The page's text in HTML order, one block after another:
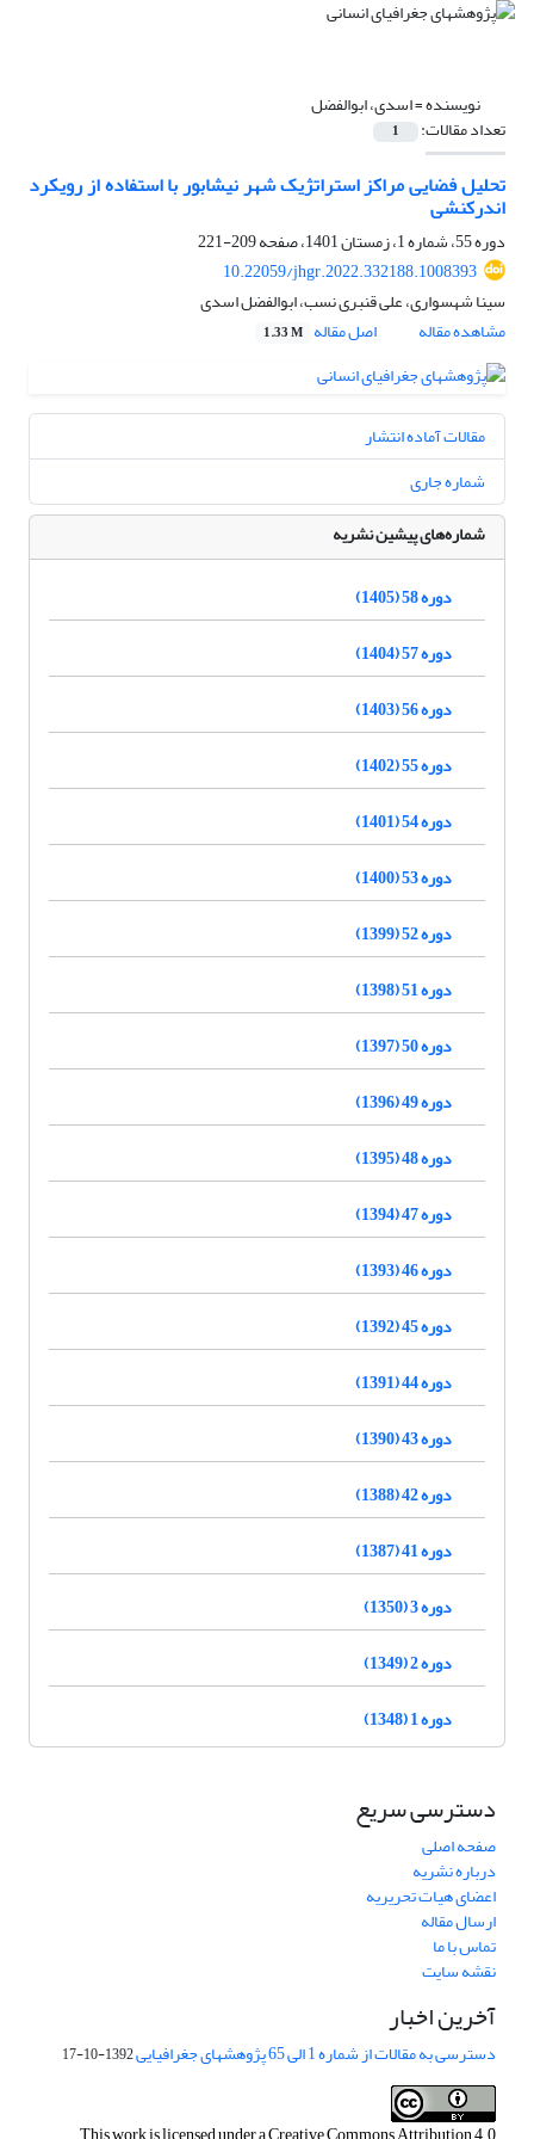
نویسنده =اسدی، ابوالفضل
تعداد مقالات: 1
تحلیل فضایی مراکز استراتژیک شهر نیشابور با استفاده از رویکرد
اندرکنشی
دوره 55، شماره 1، زمستان 1401، صفحه
209-221
10.22059/jhgr.2022.332188.1008393
سینا شهسواری، علی قنبری نسب، ابوالفضل اسدی
مشاهده مقاله
اصل مقاله 1.33 M
مقالات آماده انتشار
شماره جاری
شماره‌های پیشین نشریه
دوره 58 (1405)
دوره 57 (1404)
دوره 56 (1403)
دوره 55 (1402)
دوره 54 (1401)
دوره 53 (1400)
دوره 52 (1399)
دوره 51 (1398)
دوره 50 (1397)
دوره 49 (1396)
دوره 48 (1395)
دوره 47 (1394)
دوره 46 (1393)
دوره 45 (1392)
دوره 44 (1391)
دوره 43 (1390)
دوره 42 (1388)
دوره 41 (1387)
دوره 3 (1350)
دوره 2 (1349)
دوره 1 (1348)
دسترسی سریع
صفحه اصلی
درباره نشریه
اعضای هیات تحریریه
ارسال مقاله
تماس با ما
نقشه سایت
آخرین اخبار
دسترسی به مقالات از شماره 1 الی 65 پژوهشهای جغرافیایی 1392-10-17